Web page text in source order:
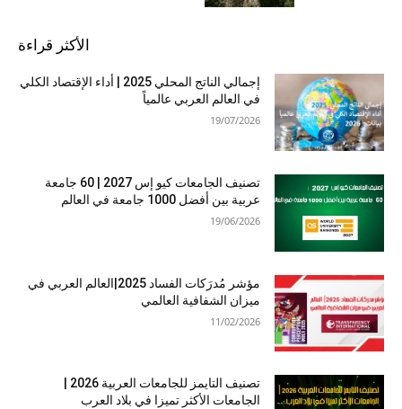
الأكثر قراءة
إجمالي الناتج المحلي 2025 | أداء الإقتصاد الكلي
في العالم العربي عالمياً
19/07/2026
تصنيف الجامعات كيو إس 2027 | 60 جامعة
عربية بين أفضل 1000 جامعة في العالم
19/06/2026
مؤشر مُدرَكات الفساد 2025|العالم العربي في
ميزان الشفافية العالمي
11/02/2026
الجامعات الأكثر تميزا في بلاد العرب